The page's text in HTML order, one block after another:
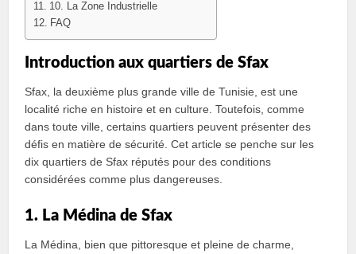
10. La Zone Industrielle
FAQ
Introduction aux quartiers de Sfax
Sfax, la deuxième plus grande ville de Tunisie, est une
localité riche en histoire et en culture. Toutefois, comme
dans toute ville, certains quartiers peuvent présenter des
défis en matière de sécurité. Cet article se penche sur les
dix quartiers de Sfax réputés pour des conditions
considérées comme plus dangereuses.
1. La Médina de Sfax
La Médina, bien que pittoresque et pleine de charme,